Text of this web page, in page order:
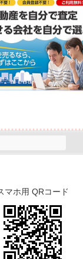
マホ用 QRコード